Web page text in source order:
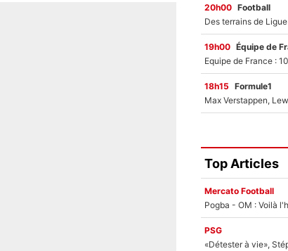
20h00 Football
19h00 Équipe de
18h15 Formule1
Top Articles
Mercato Football
Pogba - OM : Voilà
PSG